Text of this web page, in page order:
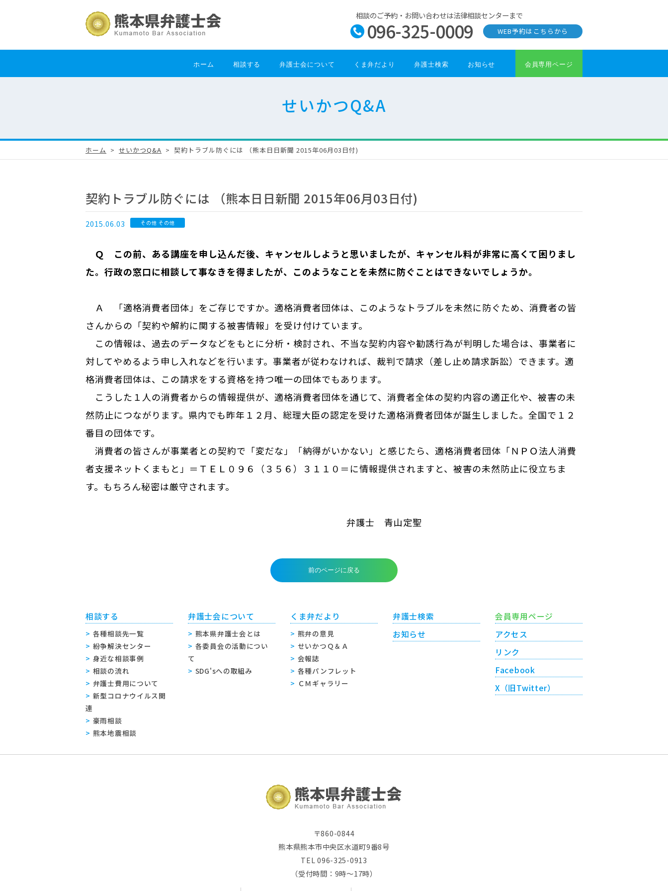
相談のご予約・お問い合わせは法律相談センターまで
WEB予約はこちらから
096-325-0009
ホーム 相談する 弁護士会について くま弁だより 弁護士検索 お知らせ 会員専用ページ
せいかつQ&A
ホーム せいかつQ&A 契約トラブル防ぐには （熊本日日新聞 2015年06月03日付)
契約トラブル防ぐには （熊本日日新聞 2015年06月03日付)
2015.06.03 その他 その他
Ｑ この前、ある講座を申し込んだ後、キャンセルしようと思いましたが、キャンセル料が非常に高くて困りまし
た。行政の窓口に相談して事なきを得ましたが、このようなことを未然に防ぐことはできないでしょうか。
Ａ 「適格消費者団体」をご存じですか。適格消費者団体は、このようなトラブルを未然に防ぐため、消費者の皆
さんからの「契約や解約に関する被害情報」を受け付けています。
この情報は、過去のデータなどをもとに分析・検討され、不当な契約内容や勧誘行為が判明した場合は、事業者に
対してやめるよう申し入れなどを行います。事業者が従わなければ、裁判で請求（差し止め請求訴訟）できます。適
格消費者団体は、この請求をする資格を持つ唯一の団体でもあります。
こうした１人の消費者からの情報提供が、適格消費者団体を通じて、消費者全体の契約内容の適正化や、被害の未
然防止につながります。県内でも昨年１２月、総理大臣の認定を受けた適格消費者団体が誕生しました。全国で１２
番目の団体です。
消費者の皆さんが事業者との契約で「変だな」「納得がいかない」と感じたら、適格消費者団体「ＮＰＯ法人消費
者支援ネットくまもと」＝ＴＥＬ０９６（３５６）３１１０＝に情報提供されますと、被害の未然防止に役立ちま
す。もちろん秘密は厳守されます。
弁護士 青山定聖
相談する
各種相談先一覧
紛争解決センター
身近な相談事例
相談の流れ
弁護士費用について
新型コロナウイルス関
連
豪雨相談
熊本地震相談
弁護士会について
熊本県弁護士会とは
各委員会の活動につい
て
SDG'sへの取組み
くま弁だより
熊弁の意見
せいかつＱ＆Ａ
会報誌
各種パンフレット
ＣＭギャラリー
弁護士検索
お知らせ
会員専用ページ
アクセス
リンク
Facebook
X（旧Twitter）
〒860-0844
熊本県熊本市中央区水道町9番8号
TEL 096-325-0913
（受付時間：9時～17時）